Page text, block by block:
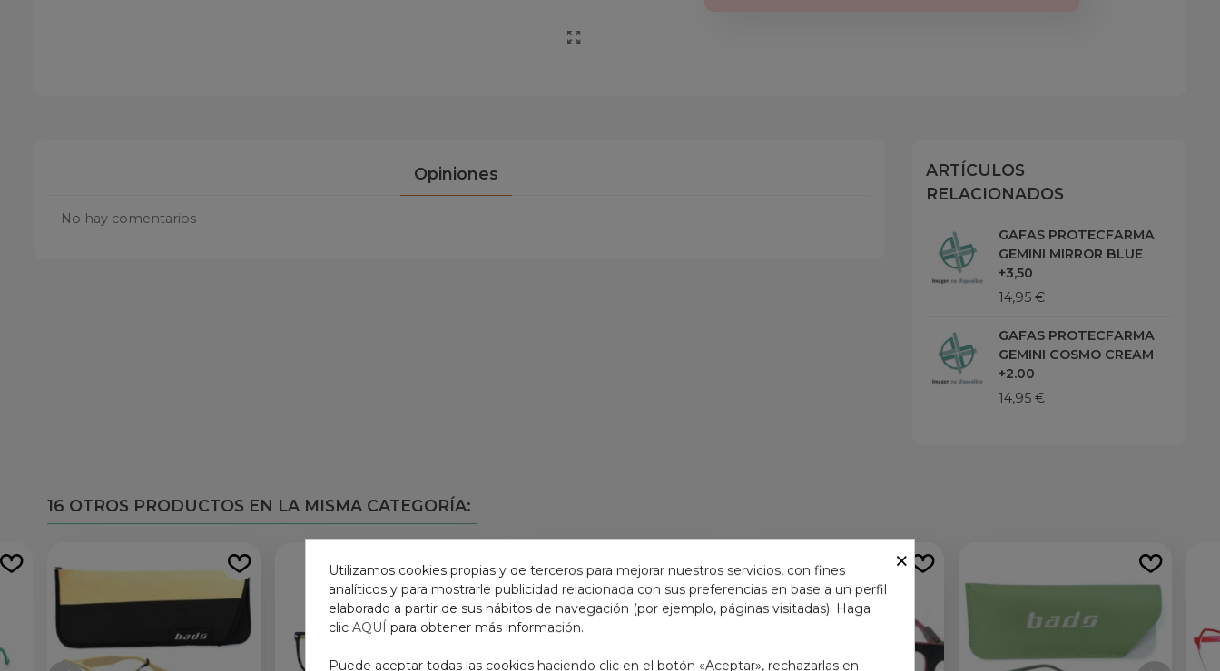
Opiniones
No hay comentarios
ARTÍCULOS
RELACIONADOS
GAFAS PROTECFARMA
GEMINI MIRROR BLUE
+3,50
14,95 €
GAFAS PROTECFARMA
GEMINI COSMO CREAM
+2.00
14,95 €
16 OTROS PRODUCTOS EN LA MISMA CATEGORÍA:
×
Utilizamos cookies propias y de terceros para mejorar nuestros servicios, con fines
analíticos y para mostrarle publicidad relacionada con sus preferencias en base a un perfil
elaborado a partir de sus hábitos de navegación (por ejemplo, páginas visitadas). Haga
clic AQUÍ para obtener más información.
Puede aceptar todas las cookies haciendo clic en el botón «Aceptar», rechazarlas en